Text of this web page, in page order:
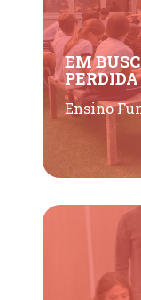
EM
PERDIDA
Ensino